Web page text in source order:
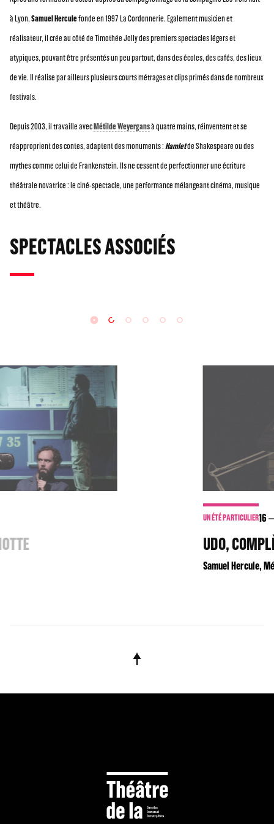
à Lyon,Samuel Herculefonde en 1997 La Cordonnerie. Egalement musicien et
réalisateur, il crée au côté de Timothée Jolly des premiers spectacles légers et
atypiques, pouvant être présentés un peu partout, dans des écoles, des cafés, des lieux
de vie. Il réalise par ailleurs plusieurs courts métrages et clips primés dans de nombreux
festivals.
Depuis 2003, il travaille avecMétilde Weyergansà quatre mains, réinventent et se
réapproprient des contes, adaptent des monuments : Hamletde Shakespeare ou des
mythes comme celui de Frankenstein. Ils ne cessent de perfectionner une écriture
théâtrale novatrice : le ciné-spectacle, une performance mélangeant cinéma, musique
et théâtre.
SPECTACLES ASSOCIÉS
UDO, COMPLÈTEMENT À L'EST